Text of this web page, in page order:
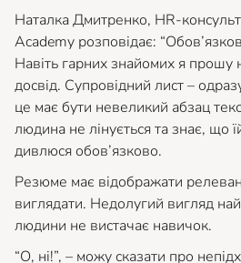
Наталка Дмитренко, HR-
Academy розповідає:
Навіть гарних знайомих я прошу
досвід. Супровідний лист –
це має бути невеликий абзац
людина не лінується та знає, що
дивлюся обов’язково.
Резюме має відображати
виглядати. Недолугий вигляд
людини не вистачає навичок.
“О, ні!”, – можу сказати про